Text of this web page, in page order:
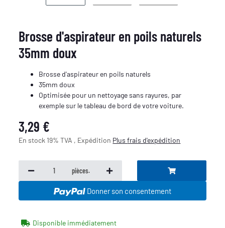
Brosse d'aspirateur en poils naturels
35mm doux
Brosse d'aspirateur en poils naturels
35mm doux
Optimisée pour un nettoyage sans rayures, par
exemple sur le tableau de bord de votre voiture.
3,29 €
En stock 19% TVA , Expédition Plusfrais d'expédition
pièces.
Donner son consentement
Disponible immédiatement